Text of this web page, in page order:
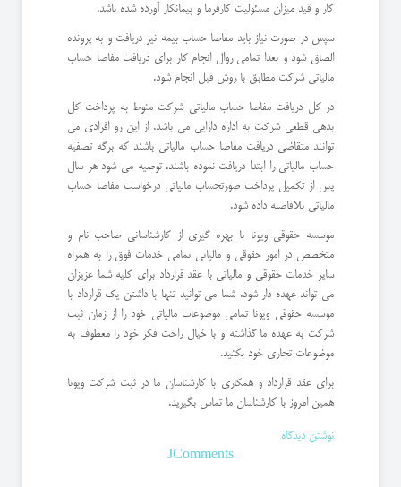
کار و قید میزان مسئولیت کارفرما و پیمانکار آورده شده باشد.
سپس در صورت نیاز باید مفاصا حساب بیمه نیز دریافت و به پرونده
الصاق شود و بعدا تمامی روال انجام کار برای دریافت مفاصا حساب
مالیاتی شرکت مطابق با روش قبل انجام شود.
در کل دریافت مفاصا حساب مالیاتی شرکت منوط به پرداخت کل
بدهی قطعی شرکت به اداره دارایی می باشد. از این رو افرادی می
توانند متقاضی دریافت مفاصا حساب مالیاتی باشند که برگه تصفیه
حساب مالیاتی را ابتدا دریافت نموده باشند. توصیه می شود هر سال
پس از تکمیل پرداخت صورتحساب مالیاتی درخواست مفاصا حساب
مالیاتی بلافاصله داده شود.
موسسه حقوقی ویونا با بهره گیری از کارشناسانی صاحب نام و
متخصص در امور حقوقی و مالیاتی تمامی خدمات فوق را به همراه
سایر خدمات حقوقی و مالیاتی با عقد قرارداد برای کلیه شما عزیزان
می تواند عهده دار شود. شما می توانید تنها با داشتن یک قرارداد با
موسسه حقوقی ویونا تمامی موضوعات مالیاتی خود را از زمان ثبت
شرکت به عهده ما گذاشته و با خیال راحت فکر خود را معطوف به
موضوعات تجاری خود بکنید.
برای عقد قرارداد و همکاری با کارشناسان ما در ثبت شرکت ویونا
همین امروز با کارشناسان ما تماس بگیرید.
نوشتن دیدگاه
JComments